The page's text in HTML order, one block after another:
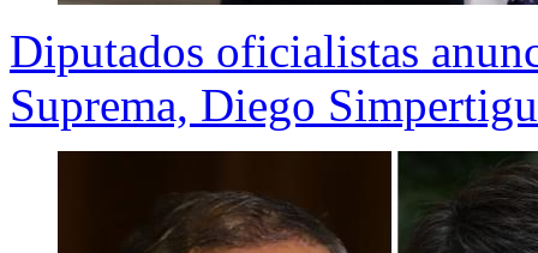
Diputados oficialistas
Suprema, Diego